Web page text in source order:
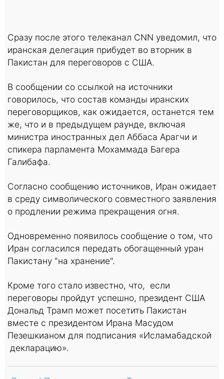
Сразу после этого телеканал CNN уведомил, что
иранская делегация прибудет во вторник в
Пакистан для переговоров с США.
В сообщении со ссылкой на источники
говорилось, что состав команды иранских
переговорщиков, как ожидается, останется тем
же, что и в предыдущем раунде, включая
министра иностранных дел Аббаса Арагчи и
спикера парламента Мохаммада Багера
Галибафа.
Согласно сообщению источников, Иран ожидает
в среду символического совместного заявления
о продлении режима прекращения огня.
Одновременно появилось сообщение о том, что
Иран согласился передать обогащенный уран
Пакистану "на хранение".
Кроме того стало известно, что, если
переговоры пройдут успешно, президент США
Дональд Трамп может посетить Пакистан
вместе с президентом Ирана Масудом
Пезешкианом для подписания «Исламабадской
декларацию».